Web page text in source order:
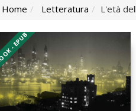
Home Letteratura L'età
- EPUB